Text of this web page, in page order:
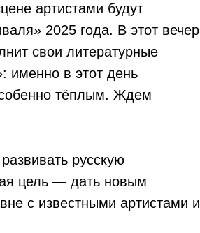
артистами будут
2025 года. В этот вечер
свои литературные
именно в этот день
тёплым. Ждем
русскую
цель — дать новым
с известными артистами и